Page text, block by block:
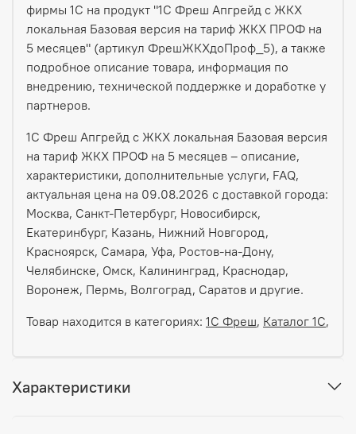
фирмы 1С на продукт "1С Фреш Апгрейд с ЖКХ
локальная Базовая версия на тариф ЖКХ ПРОФ на
5 месяцев" (артикул ФрешЖКХдоПроф_5), а также
подробное описание товара, информация по
внедрению, технической поддержке и доработке у
партнеров.
1С Фреш Апгрейд с ЖКХ локальная Базовая версия
на тариф ЖКХ ПРОФ на 5 месяцев – описание,
характеристики, дополнительные услуги, FAQ,
актуальная цена на 09.08.2026 с доставкой города:
Москва, Санкт-Петербург, Новосибирск,
Екатеринбург, Казань, Нижний Новгород,
Красноярск, Самара, Уфа, Ростов-на-Дону,
Челябинске, Омск, Калининград, Краснодар,
Воронеж, Пермь, Волгоград, Саратов и другие.
Товар находится в категориях: 1С Фреш, Каталог 1С,
Характеристики